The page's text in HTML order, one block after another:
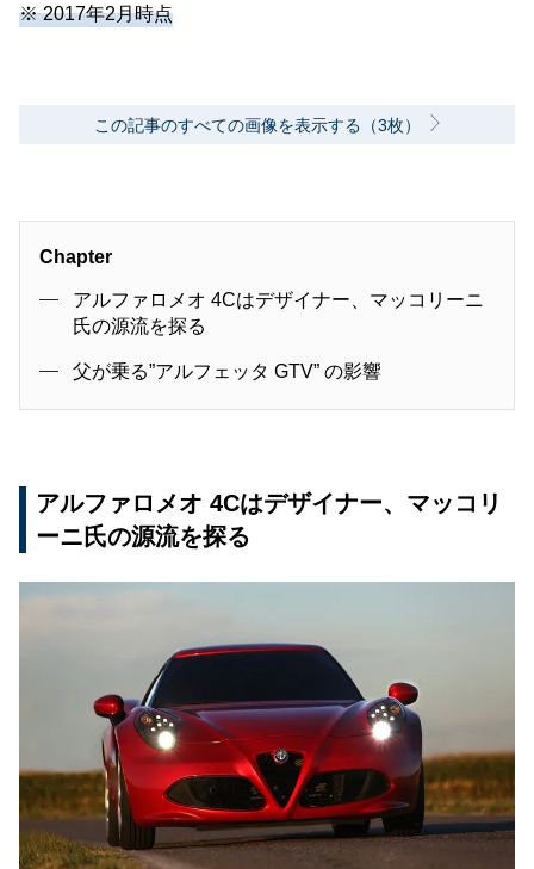
※ 2017年2月時点
この記事のすべての画像を表示する（3枚）
Chapter
アルファロメオ 4Cはデザイナー、マッコリーニ
氏の源流を探る
父が乗る”アルフェッタ GTV” の影響
アルファロメオ 4Cはデザイナー、マッコリ
ーニ氏の源流を探る